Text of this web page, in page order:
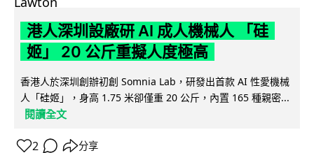
港人深圳設廠研 AI 成人機械人 「硅
姬」 20 公斤重擬人度極高
香港人於深圳創辦初創 Somnia Lab，研發出首款 AI 性愛機械
人「硅姬」，身高 1.75 米卻僅重 20 公斤，內置 165 種親密...
閱讀全文
2 分享